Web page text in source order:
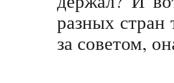
разных
за советом,